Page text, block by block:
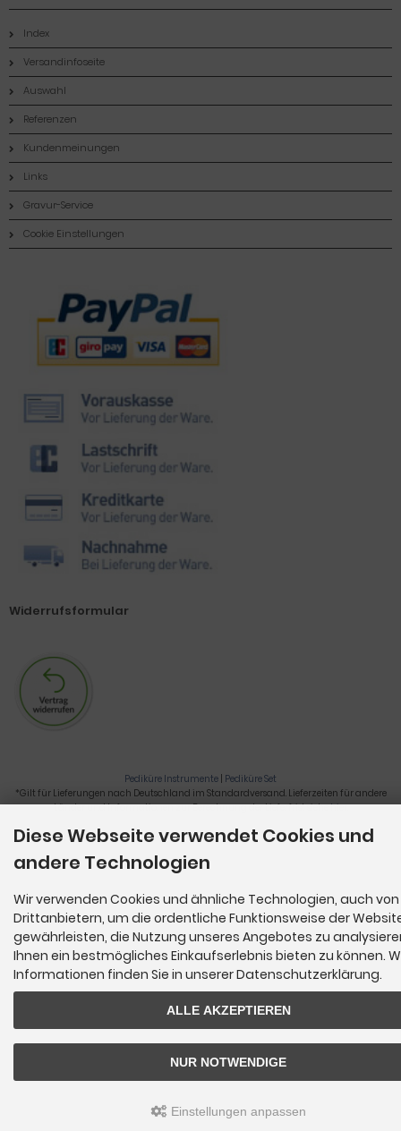
Index
Versandinfoseite
Auswahl
Referenzen
Kundenmeinungen
Links
Gravur-Service
Cookie Einstellungen
Zahlungsmethoden
Widerrufsformular
Pediküre Instrumente | Pediküre Set
*Gilt für Lieferungen nach Deutschland im Standardversand. Lieferzeiten für andere
Länder und Informationen zur Berechnung der Lieferfrist siehehier.
Nagelzange, Podologie, Pediküre, Fußpflegegeräte, Nagelfräser © 2026
Diese Webseite verwendet Cookies und
andere Technologien
Wir verwenden Cookies und ähnliche Technologien, auch von
Drittanbietern, um die ordentliche Funktionsweise der
gewährleisten, die Nutzung unseres Angebotes zu
Ihnen ein bestmögliches Einkaufserlebnis bieten zu können.
Informationen finden Sie in unserer Datenschutzerklärung.
ALLE AKZEPTIEREN
NUR NOTWENDIGE
Einstellungen anpassen